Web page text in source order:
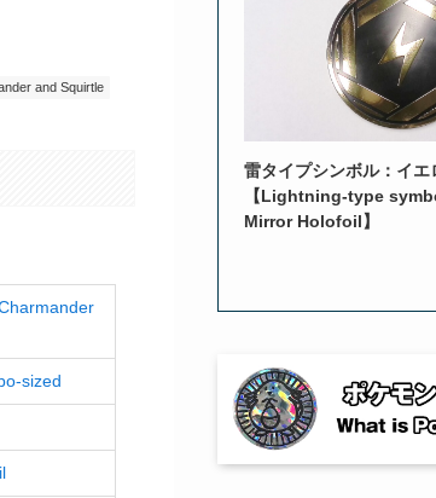
and Squirtle
sized
雷タイプシンボル：イエ
【Lightning-type
Mirror Holofoil】